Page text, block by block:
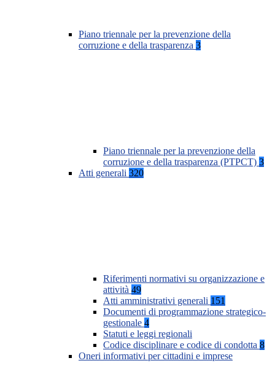
Piano triennale per la prevenzione della
corruzione e della trasparenza 3
Piano triennale per la prevenzione della
corruzione e della trasparenza (PTPCT) 3
Atti generali 320
Riferimenti normativi su organizzazione e
attività 49
Atti amministrativi generali 151
Documenti di programmazione strategico-
gestionale 4
Statuti e leggi regionali
Codice disciplinare e codice di condotta 8
Oneri informativi per cittadini e imprese